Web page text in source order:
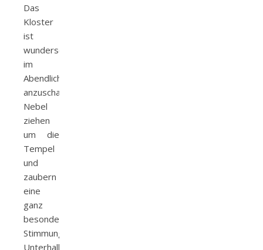
Das
Kloster
ist
wunderschön
im
Abendlicht
anzuschauen-
Nebel
ziehen
um die
Tempel
und
zaubern
eine
ganz
besondere
Stimmung.
Unterhalb